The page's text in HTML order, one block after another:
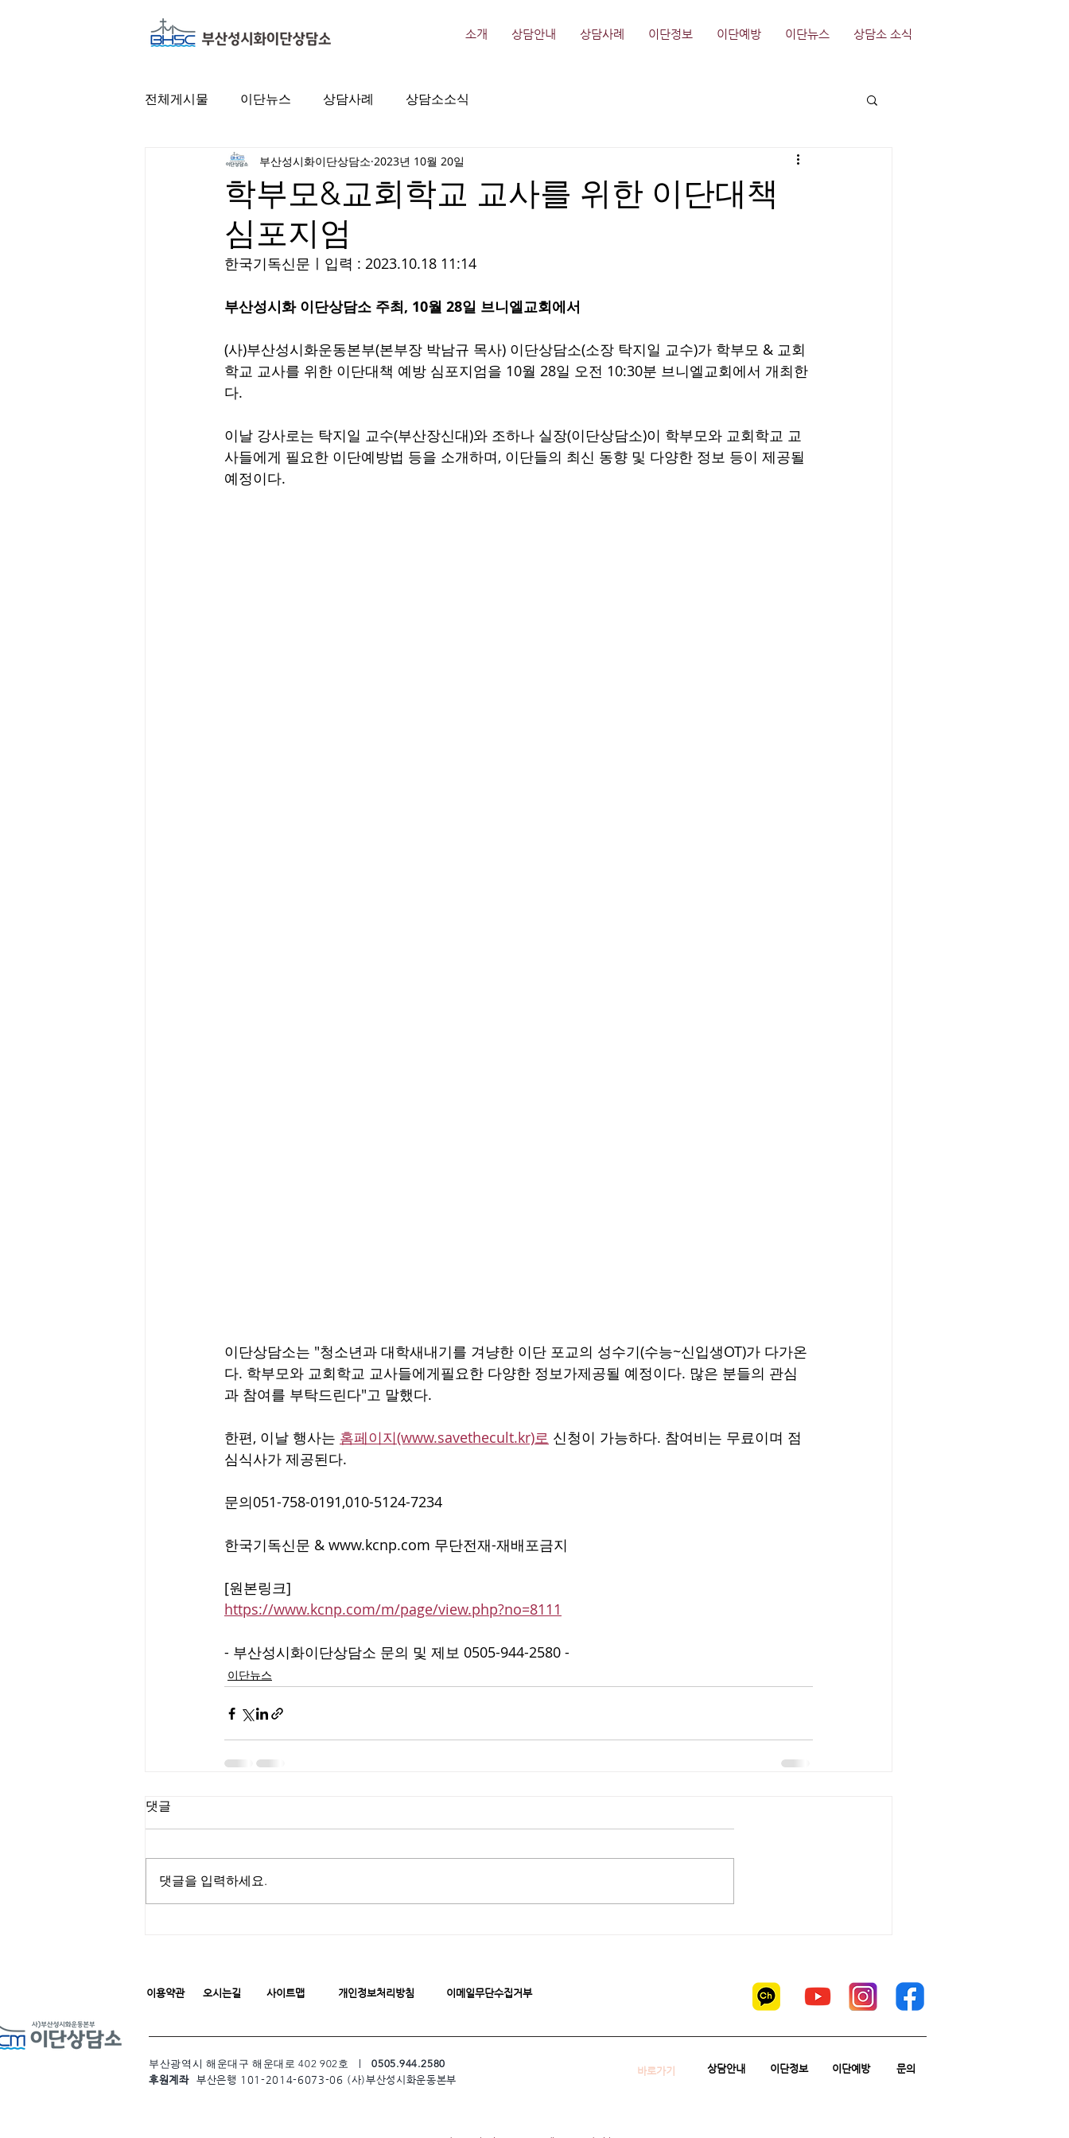
소개 상담안내 상담사례 이단정보 이단예방 이단뉴스 상담소 소식
전체게시물 이단뉴스 상담사례 상담소소식
학부모&교회학교 교사를 위한 이단대책
심포지엄
부산성시화이단상담소 2023년 10월 20일
한국기독신문ㅣ입력 : 2023.10.18 11:14
부산성시화 이단상담소 주최, 10월 28일 브니엘교회에서
(사)부산성시화운동본부(본부장 박남규 목사) 이단상담소(소장 탁지일 교수)가 학부모 & 교회
학교 교사를 위한 이단대책 예방 심포지엄을 10월 28일 오전 10:30분 브니엘교회에서 개최한
다.
이날 강사로는 탁지일 교수(부산장신대)와 조하나 실장(이단상담소)이 학부모와 교회학교 교
사들에게 필요한 이단예방법 등을 소개하며, 이단들의 최신 동향 및 다양한 정보 등이 제공될
예정이다.
이단상담소는 "청소년과 대학새내기를 겨냥한 이단 포교의 성수기(수능~신입생OT)가 다가온
다. 학부모와 교회학교 교사들에게필요한 다양한 정보가제공될 예정이다. 많은 분들의 관심
과 참여를 부탁드린다"고 말했다.
한편, 이날 행사는 홈페이지(www.savethecult.kr)로 신청이 가능하다. 참여비는 무료이며 점
심식사가 제공된다.
문의051-758-0191,010-5124-7234
한국기독신문 & www.kcnp.com 무단전재-재배포금지
[원본링크]
https://www.kcnp.com/m/page/view.php?no=8111
- 부산성시화이단상담소 문의 및 제보 0505-944-2580 -
이단뉴스
댓글
댓글을 입력하세요.
이용약관 오시는길 사이트맵 개인정보처리방침 이메일무단수집거부
부산광역시 해운대구 해운대로 402 902호 ㅣ
0505.944.2580
후원계좌 부산은행 101-2014-6073-06 (사)부산성시화운동본부
바로가기 상담안내 이단정보 이단예방 문의